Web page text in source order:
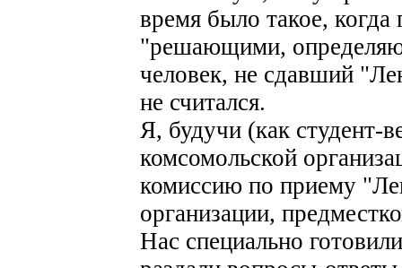
время было такое, когда
"решающими,
человек, не сдавший
не считался.
Я, будучи (как студент-
комсомольской
комиссию по приему
организации,
Нас специально